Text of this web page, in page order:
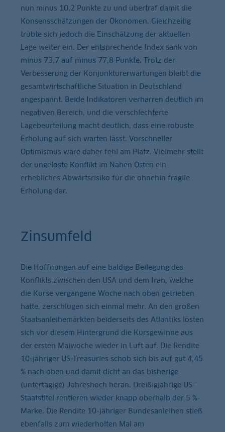
nun minus 10,2 Punkte zu und übertraf damit die
Konsensschätzungen der Ökonomen. Gleichzeitig
trübte sich jedoch die Einschätzung der aktuellen
Lage weiter ein. Der entsprechende Index sank von
minus 73,7 auf minus 77,8 Punkte. Trotz der
Verbesserung der Konjunkturerwartungen bleibt die
gesamtwirtschaftliche Situation in Deutschland
angespannt. Beide Indikatoren verharren deutlich im
negativen Bereich, und die verschlechterte
Lagebeurteilung macht deutlich, dass eine robuste
Erholung auf sich warten lässt. Vorschneller
Optimismus wäre daher fehl am Platz. Vielmehr stellt
der ungelöste Konflikt im Nahen Osten ein
erhebliches Abwärtsrisiko für die ohnehin fragile
Erholung dar.
Zinsumfeld
Die Hoffnungen auf eine baldige Beilegung des
Konflikts zwischen den USA und dem Iran, welche
die Kurse vergangene Woche nach oben getrieben
hatte, zerschlugen sich einmal mehr. An den großen
Staatsanleihemärkten beiderseits des Atlantiks lösten
sich vor diesem Hintergrund die Kursgewinne aus
der ersten Maiwoche wieder in Luft auf. Die Rendite
10-jähriger US-Treasuries schob sich bis auf gut 4,45
% nach oben und damit dicht an das bisherige
(untertägige) Jahreshoch heran. Dreißigjährige US-
Staatstitel rentieren wieder knapp oberhalb der 5 %-
Marke. Die Rendite 10-jähriger Bundesanleihen stieß
ebenfalls zum wiederholten Mal am